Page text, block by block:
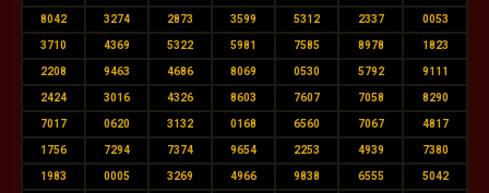
8042 3274 2873 3599 5312 2337 0053
3710 4369 5322 5981 7585 8978 1823
2208 9463 4686 8069 0530 5792 9111
2424 3016 4326 8603 7607 7058 8290
7017 0620 3132 0168 6560 7067 4817
1756 7294 7374 9654 2253 4939 7380
1983 0005 3269 4966 9838 6555 5042